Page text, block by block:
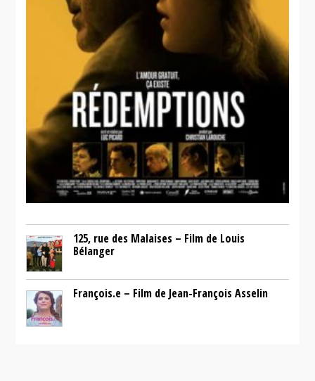
125, rue des Malaises – Film de Louis
Bélanger
François.e – Film de Jean-François Asselin